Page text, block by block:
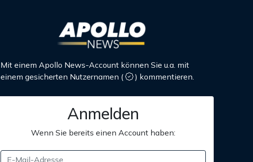
Mit einem Apollo News-Account können Sie u.a. mit
einem gesicherten Nutzernamen ( ) kommentieren.
Anmelden
Wenn Sie bereits einen Account haben: